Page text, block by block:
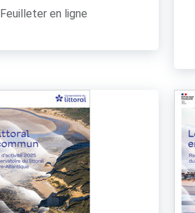
Feuilleter en ligne